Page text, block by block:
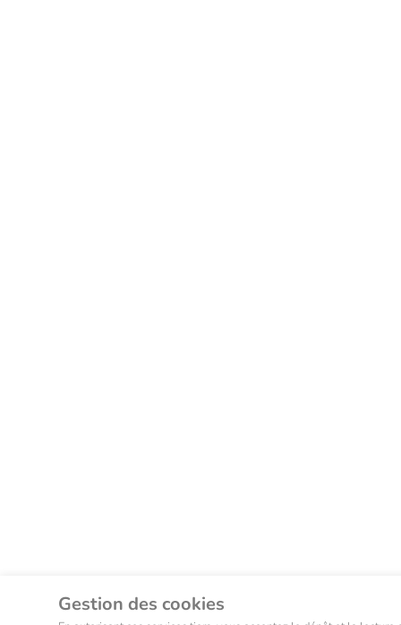
Gestion des cookies